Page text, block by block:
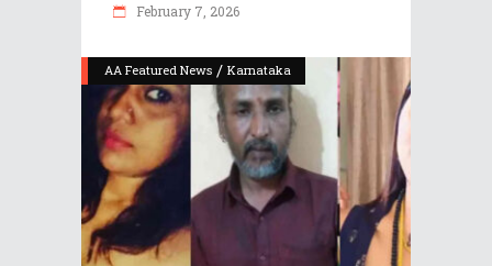
February 7, 2026
AA Featured News / Karnataka